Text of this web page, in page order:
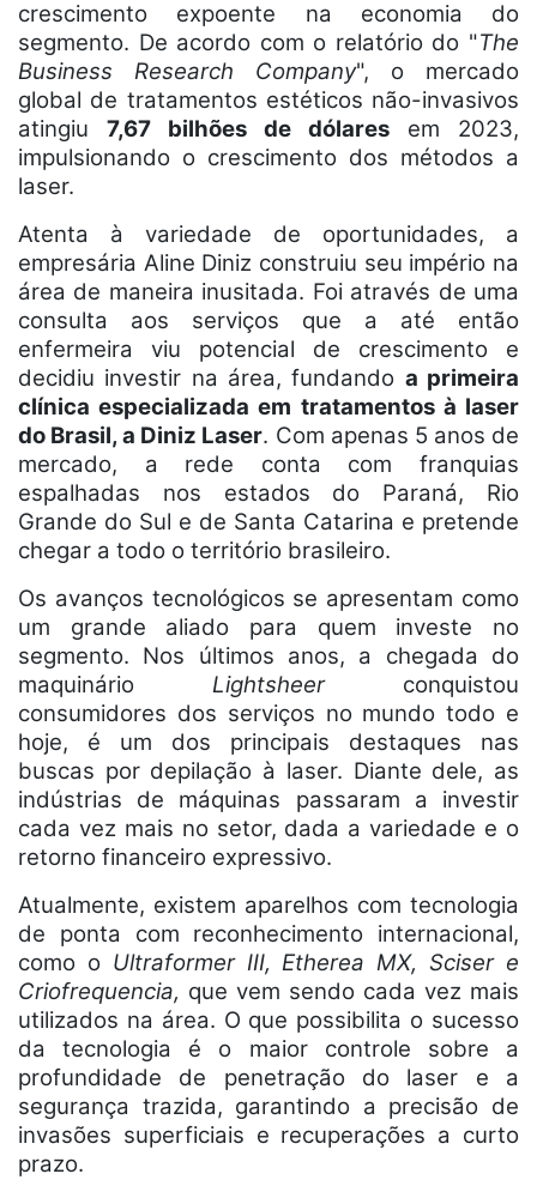
crescimento expoente na economia do
segmento. De acordo com o relatório do "The
Business Research Company", o mercado
global de tratamentos estéticos não-invasivos
atingiu 7,67 bilhões de dólares em 2023,
impulsionando o crescimento dos métodos a
laser.
Atenta à variedade de oportunidades, a
empresária Aline Diniz construiu seu império na
área de maneira inusitada. Foi através de uma
consulta aos serviços que a até então
enfermeira viu potencial de crescimento e
decidiu investir na área, fundando a primeira
clínica especializada em tratamentos à laser
do Brasil, a Diniz Laser. Com apenas 5 anos de
mercado, a rede conta com franquias
espalhadas nos estados do Paraná, Rio
Grande do Sul e de Santa Catarina e pretende
chegar a todo o território brasileiro.
Os avanços tecnológicos se apresentam como
um grande aliado para quem investe no
segmento. Nos últimos anos, a chegada do
maquinário Lightsheer conquistou
consumidores dos serviços no mundo todo e
hoje, é um dos principais destaques nas
buscas por depilação à laser. Diante dele, as
indústrias de máquinas passaram a investir
cada vez mais no setor, dada a variedade e o
retorno financeiro expressivo.
Atualmente, existem aparelhos com tecnologia
de ponta com reconhecimento internacional,
como o Ultraformer III, Etherea MX, Sciser e
Criofrequencia, que vem sendo cada vez mais
utilizados na área. O que possibilita o sucesso
da tecnologia é o maior controle sobre a
profundidade de penetração do laser e a
segurança trazida, garantindo a precisão de
invasões superficiais e recuperações a curto
prazo.